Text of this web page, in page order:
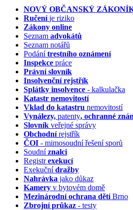
NOVÝ OBČANSKÝ
Ručeníje riziko
Zákony online
Seznam advokátů
Seznam notářů
Podánítrestního oznámení
Inspekce práce
Právní slovník
Insolvenčnírejstřík
Splátky insolvence - kalkulačka
Katastr nemovitostí
Vklad do katastru nemovitostí
Vynálezy, patenty, ochranné
Slovník veřejné správy
Obchodnírejstřík
ČOI - mimosoudní řešení sporů
Soudníznalci
Registrexekucí
Exekučnídražby
Nahrávka jako důkaz
Kamery v bytovém domě
Mezinárodní ochrana dětíBrno
Zbrojní průkaz - testy